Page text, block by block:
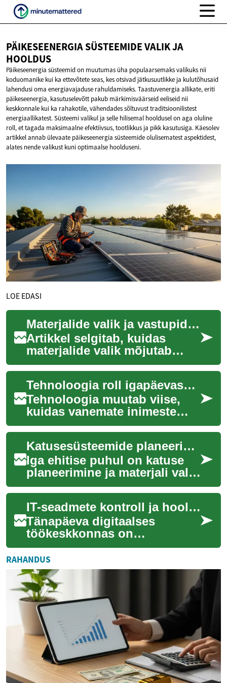
PÄIKESEENERGIA SÜSTEEMIDE VALIKJA
HOOLDUS
Päikeseenergia süsteemid on muutumas üha populaarsemaks valikuks nii
koduomanike kui ka ettevõtete seas, kes otsivad jätkusuutlikke ja kulutõhusaid
lahendusi oma energiavajaduse rahuldamiseks. Taastuvenergia allikate, eriti
päikeseenergia, kasutuselevõtt pakub märkimisväärseid eeliseid nii
keskkonnale kui ka rahakotile, vähendades sõltuvust traditsioonilistest
energiaallikatest. Süsteemi valikul ja selle hilisemal hooldusel on aga oluline
roll, et tagada maksimaalne efektiivsus, tootlikkus ja pikk kasutusiga. Käesolev
artikkel annab ülevaate päikeseenergia süsteemide olulisematest aspektidest,
alates nende valikust kuni optimaalse hoolduseni.
LOE EDASI
Materjalide valik ja vastupidavus tehases kokku pandud süsteemides
Artikkel selgitab, kuidas
materjalide valik mõjutab
tehases kokku pandud
hoonete vastupidavust ja
töövõimet. Räägime ...
Tehnoloogia roll igapäevases hoolduses ja iseseisvuse toetamisel
Tehnoloogia muutab viise,
kuidas vanemate inimeste
hooldus ja igapäevane elu
korraldatud on. Artikkel
vaatleb praktil...
Katusesüsteemide planeerimine ja materjali valik
Iga ehitise puhul on katuse
planeerimine ja materjali valik
kriitilise tähtsusega otsused,
mis mõjutavad hoone
vastup...
IT-seadmete kontroll ja hooldus distantsilt
Tänapäeva digitaalses
töökeskkonnas on
organisatsioonide edu
tihedalt seotud nende IT-
infrastruktuuri toimivusega.
Ka...
RAHANDUS